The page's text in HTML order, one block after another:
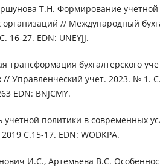
Т.Н. Формирование учетной
организаций // Международный
16-27. EDN: UNEYJJ.
трансформация бухгалтерского
// Управленческий учет. 2023. № 1.
EDN: BNJCMY.
политики в современных
С.15-17. EDN: WODKPA.
И.С., Артемьева В.С.